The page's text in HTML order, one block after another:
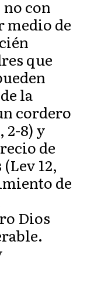
no con
de
que
la
cordero
2-8) y
de
12,
de
Dios